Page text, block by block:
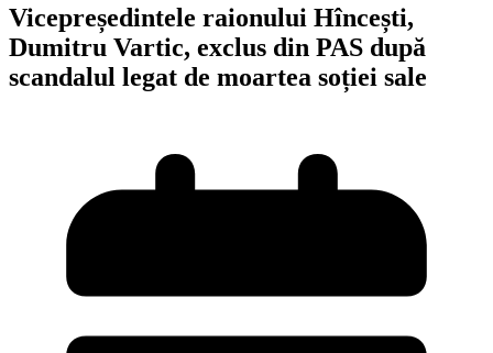
Vicepreședintele raionului Hîncești,
Dumitru Vartic, exclus din PAS după
scandalul legat de moartea soției sale